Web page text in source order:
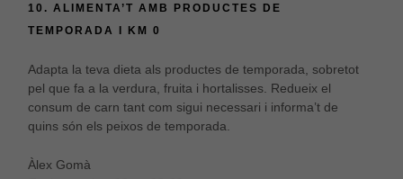
10. ALIMENTA’T AMB PRODUCTES DE
TEMPORADA I KM 0
Adapta la teva dieta als productes de temporada, sobretot
pel que fa a la verdura, fruita i hortalisses. Redueix el
consum de carn tant com sigui necessari i informa’t de
quins són els peixos de temporada.
Àlex Gomà